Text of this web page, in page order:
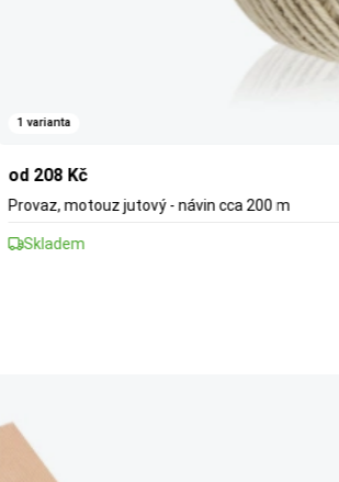
1 varianta
od 208 Kč
Provaz, motouz jutový - návin cca 200 m
Skladem